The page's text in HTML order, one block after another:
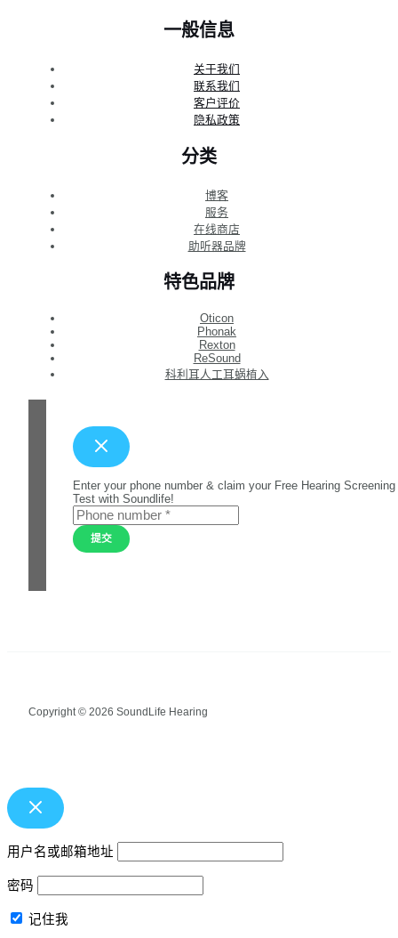
一般信息
关于我们
联系我们
客户评价
隐私政策
分类
博客
服务
在线商店
助听器品牌
特色品牌
Oticon
Phonak
Rexton
ReSound
科利耳人工耳蜗植入
Enter your phone number & claim your Free Hearing Screening
Test with Soundlife!
提交
Copyright © 2026 SoundLife Hearing
用户名或邮箱地址
密码
记住我